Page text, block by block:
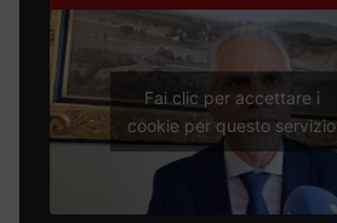
Fai clic per accettare i
cookie per questo servizio